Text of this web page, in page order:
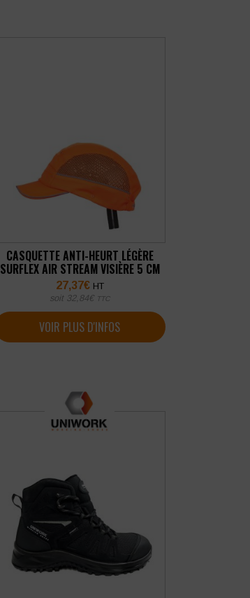
CASQUETTE ANTI-HEURT LÉGÈRE
SURFLEX AIR STREAM VISIÈRE 5 CM
27,37€ HT
soit 32,84€ TTC
VOIR PLUS D'INFOS